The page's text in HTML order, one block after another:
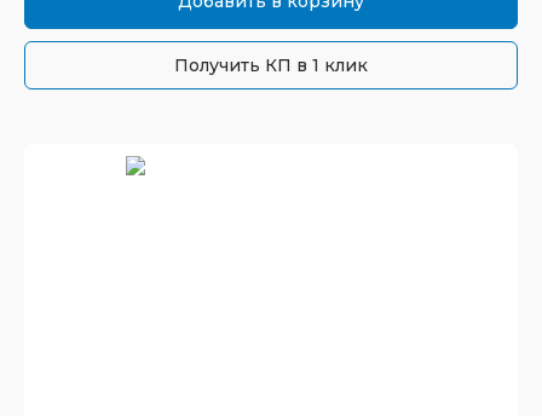
Получить КП в 1 клик